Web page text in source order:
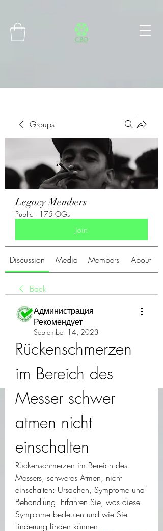
Groups
Legacy Members
Public · 175 OGs
Join
Discussion Media Members About
Back
Администрация
Рекомендует
September 14, 2023
Rückenschmerzen
im Bereich des
Messer schwer
atmen nicht
einschalten
Rückenschmerzen im Bereich des
Messers, schweres Atmen, nicht
einschalten: Ursachen, Symptome und
Behandlung. Erfahren Sie, was diese
Symptome bedeuten und wie Sie
Linderung finden können.